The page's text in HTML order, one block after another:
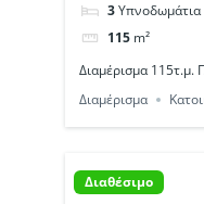
3Υπνοδωμάτια
115 m²
Διαμέρισμα
Διαμέρισμα
Διαθέσιμο